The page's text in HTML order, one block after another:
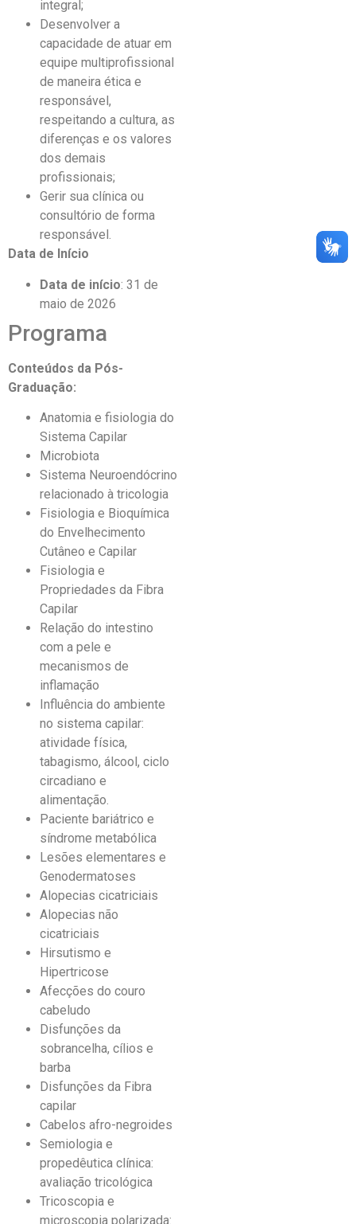
integral;
Desenvolver a
capacidade de atuar em
equipe multiprofissional
de maneira ética e
responsável,
respeitando a cultura, as
diferenças e os valores
dos demais
profissionais;
Gerir sua clínica ou
consultório de forma
responsável.
Data de Início
Data de início: 31 de
maio de 2026
Programa
Conteúdos da Pós-
Graduação:
Anatomia e fisiologia do
Sistema Capilar
Microbiota
Sistema Neuroendócrino
relacionado à tricologia
Fisiologia e Bioquímica
do Envelhecimento
Cutâneo e Capilar
Fisiologia e
Propriedades da Fibra
Capilar
Relação do intestino
com a pele e
mecanismos de
inflamação
Influência do ambiente
no sistema capilar:
atividade física,
tabagismo, álcool, ciclo
circadiano e
alimentação.
Paciente bariátrico e
síndrome metabólica
Lesões elementares e
Genodermatoses
Alopecias cicatriciais
Alopecias não
cicatriciais
Hirsutismo e
Hipertricose
Afecções do couro
cabeludo
Disfunções da
sobrancelha, cílios e
barba
Disfunções da Fibra
capilar
Cabelos afro-negroides
Semiologia e
propedêutica clínica:
avaliação tricológica
Tricoscopia e
microscopia polarizada: